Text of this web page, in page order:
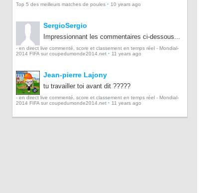
Top 5 des meilleurs matches de poules · 10 years ago
SergioSergio
Impressionnant les commentaires ci-dessous...
- en direct live commenté, score et classement en temps réel - Mondial-
2014 FIFA sur coupedumonde2014.net · 11 years ago
Jean-pierre Lajony
tu travailler toi avant dit ?????
- en direct live commenté, score et classement en temps réel - Mondial-
2014 FIFA sur coupedumonde2014.net · 11 years ago